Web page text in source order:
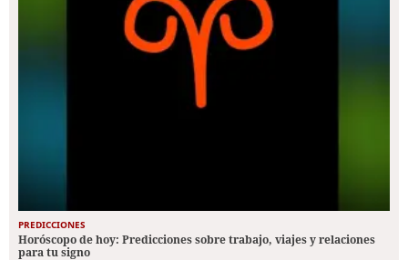
PREDICCIONES
Horóscopo de hoy: Predicciones sobre trabajo, viajes y relaciones
para tu signo